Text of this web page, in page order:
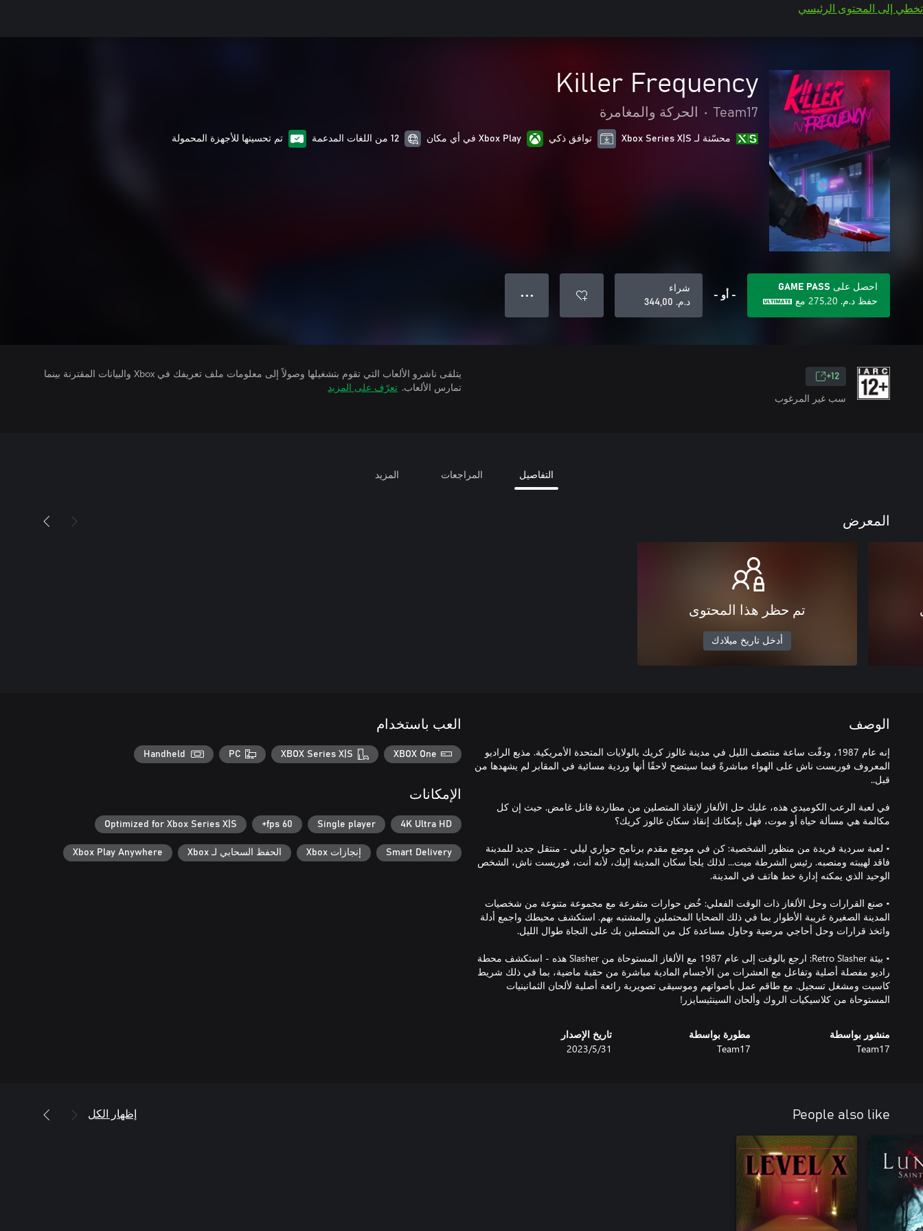
تخطي إلى المحتوى الرئيسي
Killer Frequency
Team17
• الحركة والمغامرة
محسّنة لـ Xbox Series X|S توافق ذكي Xbox Play في أي مكان 12 من اللغات المدعمة تم تحسينها للأجهزة المحمولة
احصل على GAME PASS
حفظ د.م.‏ 275,20 مع - أو -
شراء
د.م.‏ 344,00
● ● ●
12+
سب غير المرغوب
يتلقى ناشرو الألعاب التي تقوم بتشغيلها وصولاً إلى معلومات ملف تعريفك في Xbox والبيانات المقترنة بينما
تمارس الألعاب. تعرّف على المزيد
التفاصيل المراجعات المزيد
المعرض
تم حظر هذا المحتوى
أدخل تاريخ ميلادك
الوصف
إنه عام 1987، ودقّت ساعة منتصف الليل في مدينة غالوز كريك بالولايات المتحدة الأمريكية. مذيع الراديو
المعروف فوريست ناش على الهواء مباشرةً فيما سيتضح لاحقًا أنها وردية مسائية في المقابر لم يشهدها من
في لعبة الرعب الكوميدي هذه، عليك حل الألغاز لإنقاذ المتصلين من مطاردة قاتل غامض. حيث إن كل
• لعبة سردية فريدة من منظور الشخصية: كن في موضع مقدم برنامج حواري ليلي - منتقل جديد للمدينة
فاقد لهيبته ومنصبه. رئيس الشرطة ميت... لذلك يلجأ سكان المدينة إليك، لأنه أنت، فوريست ناش، الشخص
• صنع القرارات وحل الألغاز ذات الوقت الفعلي: خُض حوارات متفرعة مع مجموعة متنوعة من شخصيات
المدينة الصغيرة غريبة الأطوار بما في ذلك الضحايا المحتملين والمشتبه بهم. استكشف محيطك واجمع أدلة
• بيئة Retro Slasher: ارجع بالوقت إلى عام 1987 مع الألغاز المستوحاة من Slasher هذه - استكشف محطة
راديو مفصلة أصلية وتفاعل مع العشرات من الأجسام المادية مباشرة من حقبة ماضية، بما في ذلك شريط
كاسيت ومشغل تسجيل. مع طاقم عمل بأصواتهم وموسيقى تصويرية رائعة أصلية لألحان الثمانينيات
المستوحاة من كلاسيكيات الروك وألحان السينثيسايزر!
منشور بواسطة
Team17
مطورة بواسطة
Team17
تاريخ الإصدار
31‏/5‏/2023
العب باستخدام
XBOX One
XBOX Series X|S
PC
Handheld
الإمكانات
4K Ultra HD
Single player
60 fps+
Optimized for Xbox Series X|S
Smart Delivery إنجازات Xbox الحفظ السحابي لـ Xbox Xbox Play Anywhere
People also like إظهار الكل